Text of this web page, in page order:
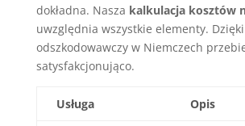
dokładna. Nasza kalkulacja kosztów
uwzględnia wszystkie elementy.
odszkodowawczy w Niemczech
satysfakcjonująco.
Usługa Opis